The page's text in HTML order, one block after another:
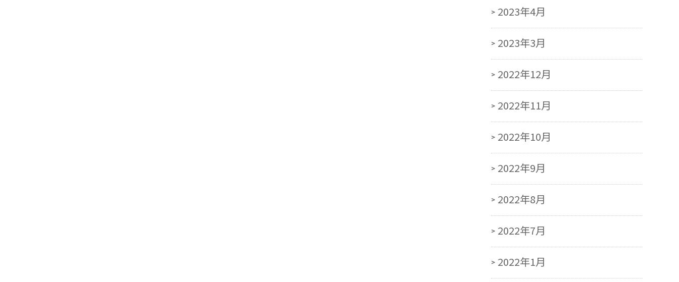
2023年4月
2023年3月
2022年12月
2022年11月
2022年10月
2022年9月
2022年8月
2022年7月
2022年1月